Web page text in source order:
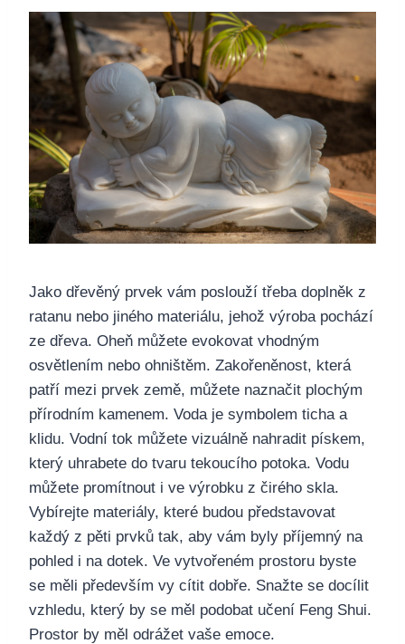
Jako dřevěný prvek vám poslouží třeba doplněk z
ratanu nebo jiného materiálu, jehož výroba pochází
ze dřeva. Oheň můžete evokovat vhodným
osvětlením nebo ohništěm. Zakořeněnost, která
patří mezi prvek země, můžete naznačit plochým
přírodním kamenem. Voda je symbolem ticha a
klidu. Vodní tok můžete vizuálně nahradit pískem,
který uhrabete do tvaru tekoucího potoka. Vodu
můžete promítnout i ve výrobku z čirého skla.
Vybírejte materiály, které budou představovat
každý z pěti prvků tak, aby vám byly příjemný na
pohled i na dotek. Ve vytvořeném prostoru byste
se měli především vy cítit dobře. Snažte se docílit
vzhledu, který by se měl podobat učení Feng Shui.
Prostor by měl odrážet vaše emoce.